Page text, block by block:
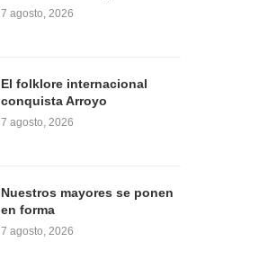
7 agosto, 2026
El folklore internacional
conquista Arroyo
7 agosto, 2026
Nuestros mayores se ponen
en forma
7 agosto, 2026